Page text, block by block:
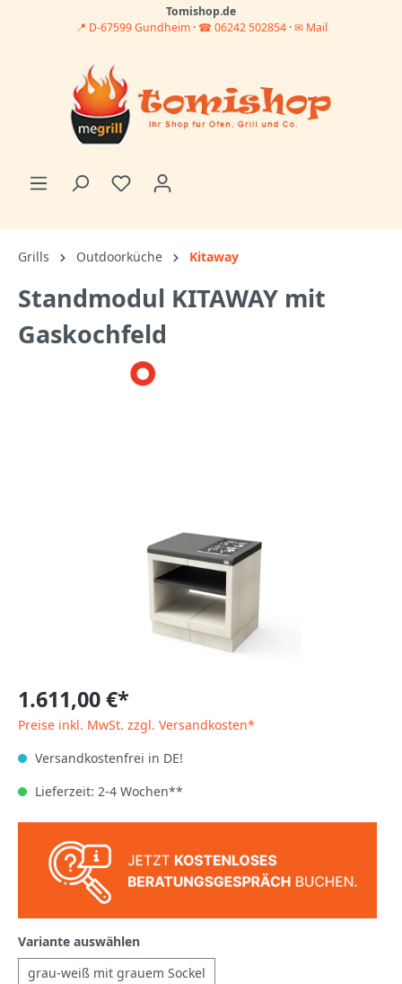
Tomishop.de
📍 D-67599 Gundheim · ☎ 06242 502854·✉ Mail
Grills Outdoorküche Kitaway
Standmodul KITAWAY mit
Gaskochfeld
1.611,00 €*
Preise inkl. MwSt. zzgl. Versandkosten*
Versandkostenfrei in DE!
Lieferzeit: 2-4 Wochen**
Variante auswählen
grau-weiß mit grauem Sockel